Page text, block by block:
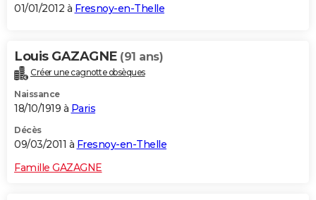
01/01/2012 à Fresnoy-en-Thelle
Louis GAZAGNE (91 ans)
Créer une cagnotte obsèques
Naissance
18/10/1919 à Paris
Décès
09/03/2011 à Fresnoy-en-Thelle
Famille GAZAGNE